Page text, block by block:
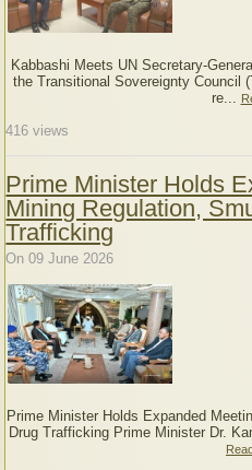
Kabbashi Meets UN Secretary-
the Transitional Sovereignty Council
re...
416 views
Prime Minister Holds
Mining Regulation,
Trafficking
On 09 June 2026
Prime Minister Holds Expanded
Drug Trafficking Prime Minister Dr.